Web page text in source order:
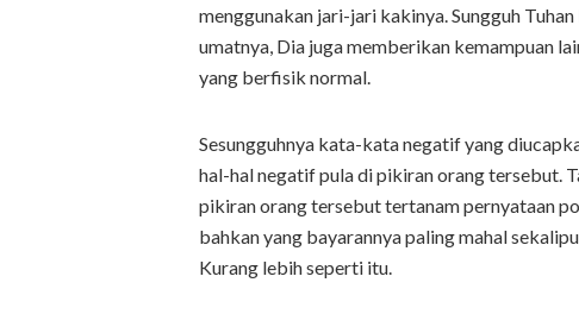
menggunakan jari-jari kakinya. Sungguh
umatnya, Dia juga memberikan kemampuan
yang berfisik normal.
Sesungguhnya kata-kata negatif yang
hal-hal negatif pula di pikiran orang tersebut.
pikiran orang tersebut tertanam pernyataan
bahkan yang bayarannya paling mahal
Kurang lebih seperti itu.